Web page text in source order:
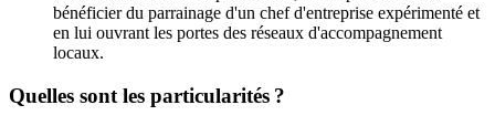
bénéficier du parrainage d'un chef d'entreprise expérimenté et
en lui ouvrant les portes des réseaux d'accompagnement
locaux.
Quelles sont les particularités ?